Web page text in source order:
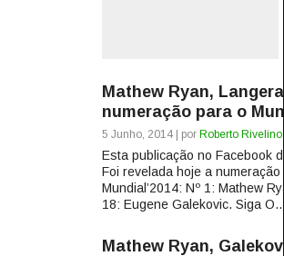
Mathew Ryan,
numeração para o
5 Junho, 2014 | por Roberto Rivelino
Esta publicação no Facebook
Foi revelada hoje a
Mundial’2014: Nº 1: Mathew
18: Eugene Galekovic. Siga
Mathew Ryan,